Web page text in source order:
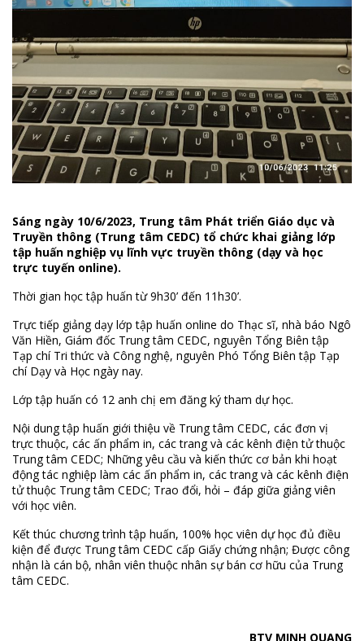
Sáng ngày 10/6/2023, Trung tâm Phát triển Giáo dục và
Truyền thông (Trung tâm CEDC) tổ chức khai giảng lớp
tập huấn nghiệp vụ lĩnh vực truyền thông (dạy và học
trực tuyến online).
Thời gian học tập huấn từ 9h30’ đến 11h30’.
Trực tiếp giảng dạy lớp tập huấn online do Thạc sĩ, nhà báo Ngô
Văn Hiền, Giám đốc Trung tâm CEDC, nguyên Tổng Biên tập
Tạp chí Tri thức và Công nghệ, nguyên Phó Tổng Biên tập Tạp
chí Dạy và Học ngày nay.
Lớp tập huấn có 12 anh chị em đăng ký tham dự học.
Nội dung tập huấn giới thiệu về Trung tâm CEDC, các đơn vị
trực thuộc, các ấn phẩm in, các trang và các kênh điện tử thuộc
Trung tâm CEDC; Những yêu cầu và kiến thức cơ bản khi hoạt
động tác nghiệp làm các ấn phẩm in, các trang và các kênh điện
tử thuộc Trung tâm CEDC; Trao đổi, hỏi – đáp giữa giảng viên
với học viên.
Kết thúc chương trình tập huấn, 100% học viên dự học đủ điều
kiện để được Trung tâm CEDC cấp Giấy chứng nhận; Được công
nhận là cán bộ, nhân viên thuộc nhân sự bán cơ hữu của Trung
tâm CEDC.
BTV MINH QUANG